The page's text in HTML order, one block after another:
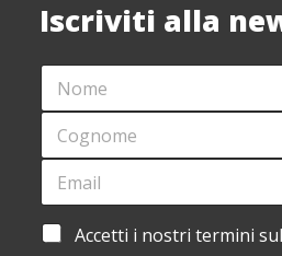
Iscriviti alla
C
G
O
O
N
M
*
C
G
O
E
E
A
I
L
A
Accetti i nostri termini